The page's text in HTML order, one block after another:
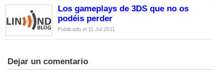
Los gameplays de 3DS que no os
podéis perder
Publicado el 11 Jul 2011
Dejar un comentario